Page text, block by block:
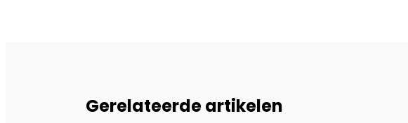
Gerelateerde artikelen